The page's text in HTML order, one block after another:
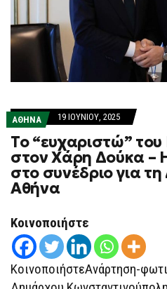
ΑΘΗΝΑ 19 ΙΟΥΝΊΟΥ, 2025
Το “ευχαριστώ”
στον Χάρη Δούκα –
στο συνέδριο για
Αθήνα
Κοινοποιήστε
ΚοινοποιήστεΑνάρτηση-